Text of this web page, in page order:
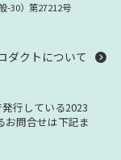
-30）第27212号
ダクトについて
行している2023
お問合せは下記ま